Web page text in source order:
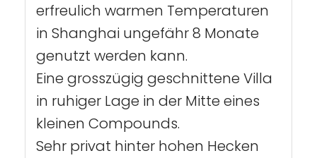
erfreulich warmen Temperaturen
in Shanghai ungefähr 8 Monate
genutzt werden kann.
Eine grosszügig geschnittene Villa
in ruhiger Lage in der Mitte eines
kleinen Compounds.
Sehr privat hinter hohen Hecken